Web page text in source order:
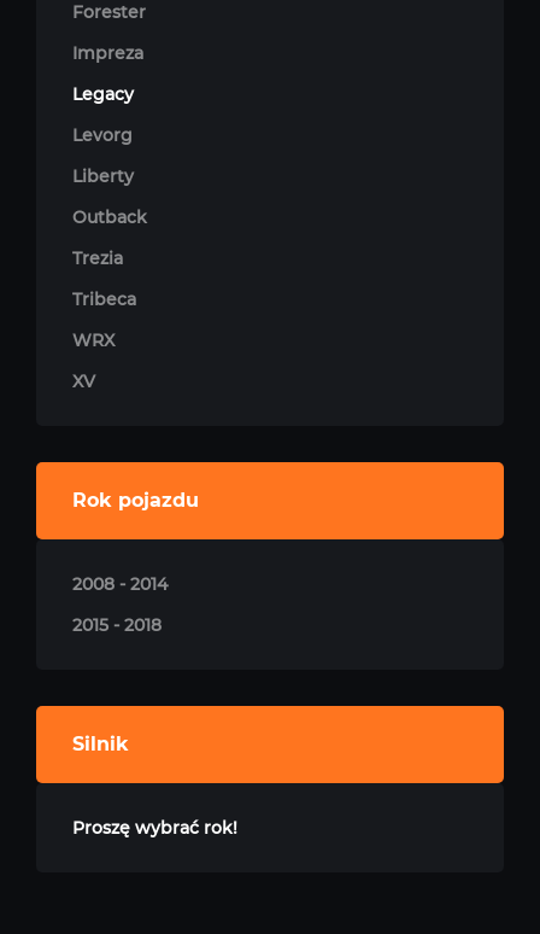
Forester
Impreza
Legacy
Levorg
Liberty
Outback
Trezia
Tribeca
WRX
XV
Rok pojazdu
2008 - 2014
2015 - 2018
Silnik
Proszę wybrać rok!